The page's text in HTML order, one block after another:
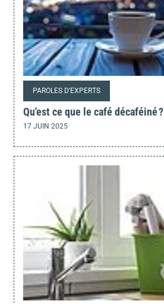
PAROLES D'EXPERTS
Qu'est ce que le café décaféiné ?
17 JUIN 2025